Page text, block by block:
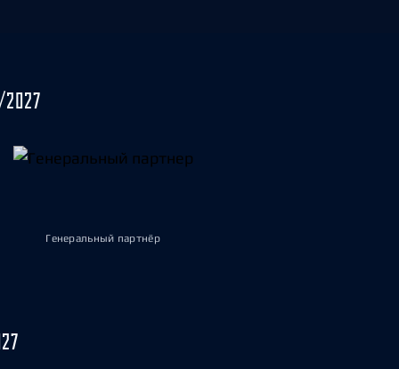
Генеральный партнёр